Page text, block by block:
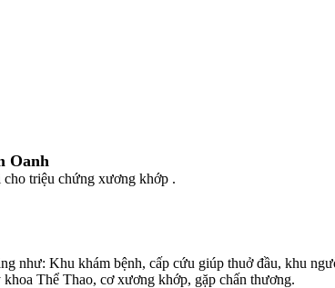
Oanh
triệu chứng xương khớp .
như: Khu khám bệnh, cấp cứu giúp thuở đầu, khu
Thể Thao, cơ xương khớp, gặp chấn thương.